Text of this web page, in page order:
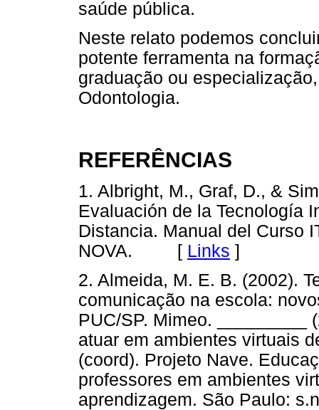
saúde pública.
Neste relato podemos
potente ferramenta na
graduação ou
Odontologia.
REFERÊNCIAS
1. Albright, M., Graf, D., &
Evaluación de la Tecnología
Distancia. Manual del Curso
NOVA. [ Links ]
2. Almeida, M. E. B. (2002).
comunicação na escola:
PUC/SP. Mimeo. _________
atuar em ambientes virtuais
(coord). Projeto Nave.
professores em ambientes
aprendizagem. São Paulo: